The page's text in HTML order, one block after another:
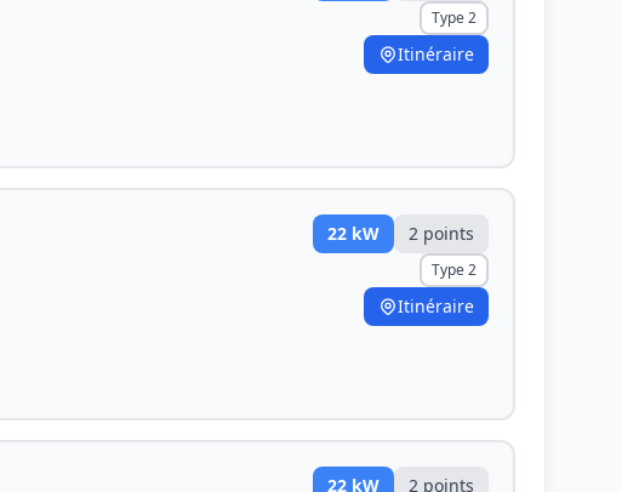
Type 2
Itinéraire
22 kW 2 points
Type 2
Itinéraire
22 kW 2 points